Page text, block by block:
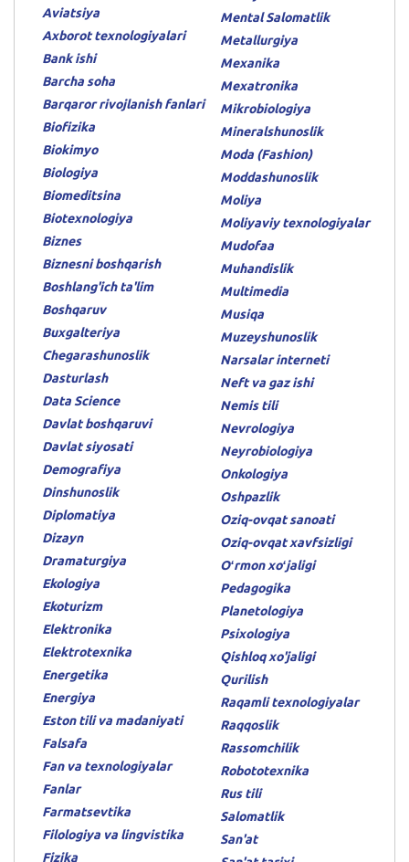
Aviatsiya
Axborot texnologiyalari
Bank ishi
Barcha soha
Barqaror rivojlanish fanlari
Biofizika
Biokimyo
Biologiya
Biomeditsina
Biotexnologiya
Biznes
Biznesni boshqarish
Boshlang'ich ta'lim
Boshqaruv
Buxgalteriya
Chegarashunoslik
Dasturlash
Data Science
Davlat boshqaruvi
Davlat siyosati
Demografiya
Dinshunoslik
Diplomatiya
Dizayn
Dramaturgiya
Ekologiya
Ekoturizm
Elektronika
Elektrotexnika
Energetika
Energiya
Eston tili va madaniyati
Falsafa
Fan va texnologiyalar
Fanlar
Farmatsevtika
Filologiya va lingvistika
Fizika
Mental Salomatlik
Metallurgiya
Mexanika
Mexatronika
Mikrobiologiya
Mineralshunoslik
Moda (Fashion)
Moddashunoslik
Moliya
Moliyaviy texnologiyalar
Mudofaa
Muhandislik
Multimedia
Musiqa
Muzeyshunoslik
Narsalar interneti
Neft va gaz ishi
Nemis tili
Nevrologiya
Neyrobiologiya
Onkologiya
Oshpazlik
Oziq-ovqat sanoati
Oziq-ovqat xavfsizligi
Oʻrmon xoʻjaligi
Pedagogika
Planetologiya
Psixologiya
Qishloq xo'jaligi
Qurilish
Raqamli texnologiyalar
Raqqoslik
Rassomchilik
Robototexnika
Rus tili
Salomatlik
San'at